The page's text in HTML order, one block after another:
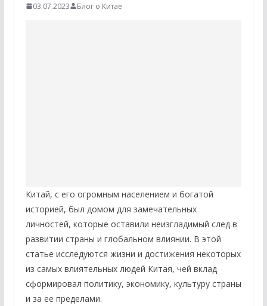
03.07.2023 Блог о Китае
Китай, с его огромным населением и богатой
историей, был домом для замечательных
личностей, которые оставили неизгладимый след в
развитии страны и глобальном влиянии. В этой
статье исследуются жизни и достижения некоторых
из самых влиятельных людей Китая, чей вклад
сформировал политику, экономику, культуру страны
и за ее пределами.